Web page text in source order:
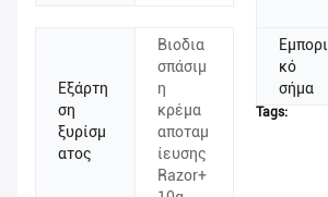
Εξάρτη
ση
ξυρίσμ
ατος
Βιοδια
σπάσιμ
η
κρέμα
αποταμ
ίευσης
Razor+
Εμπορι
κό
σήμα
Tags: